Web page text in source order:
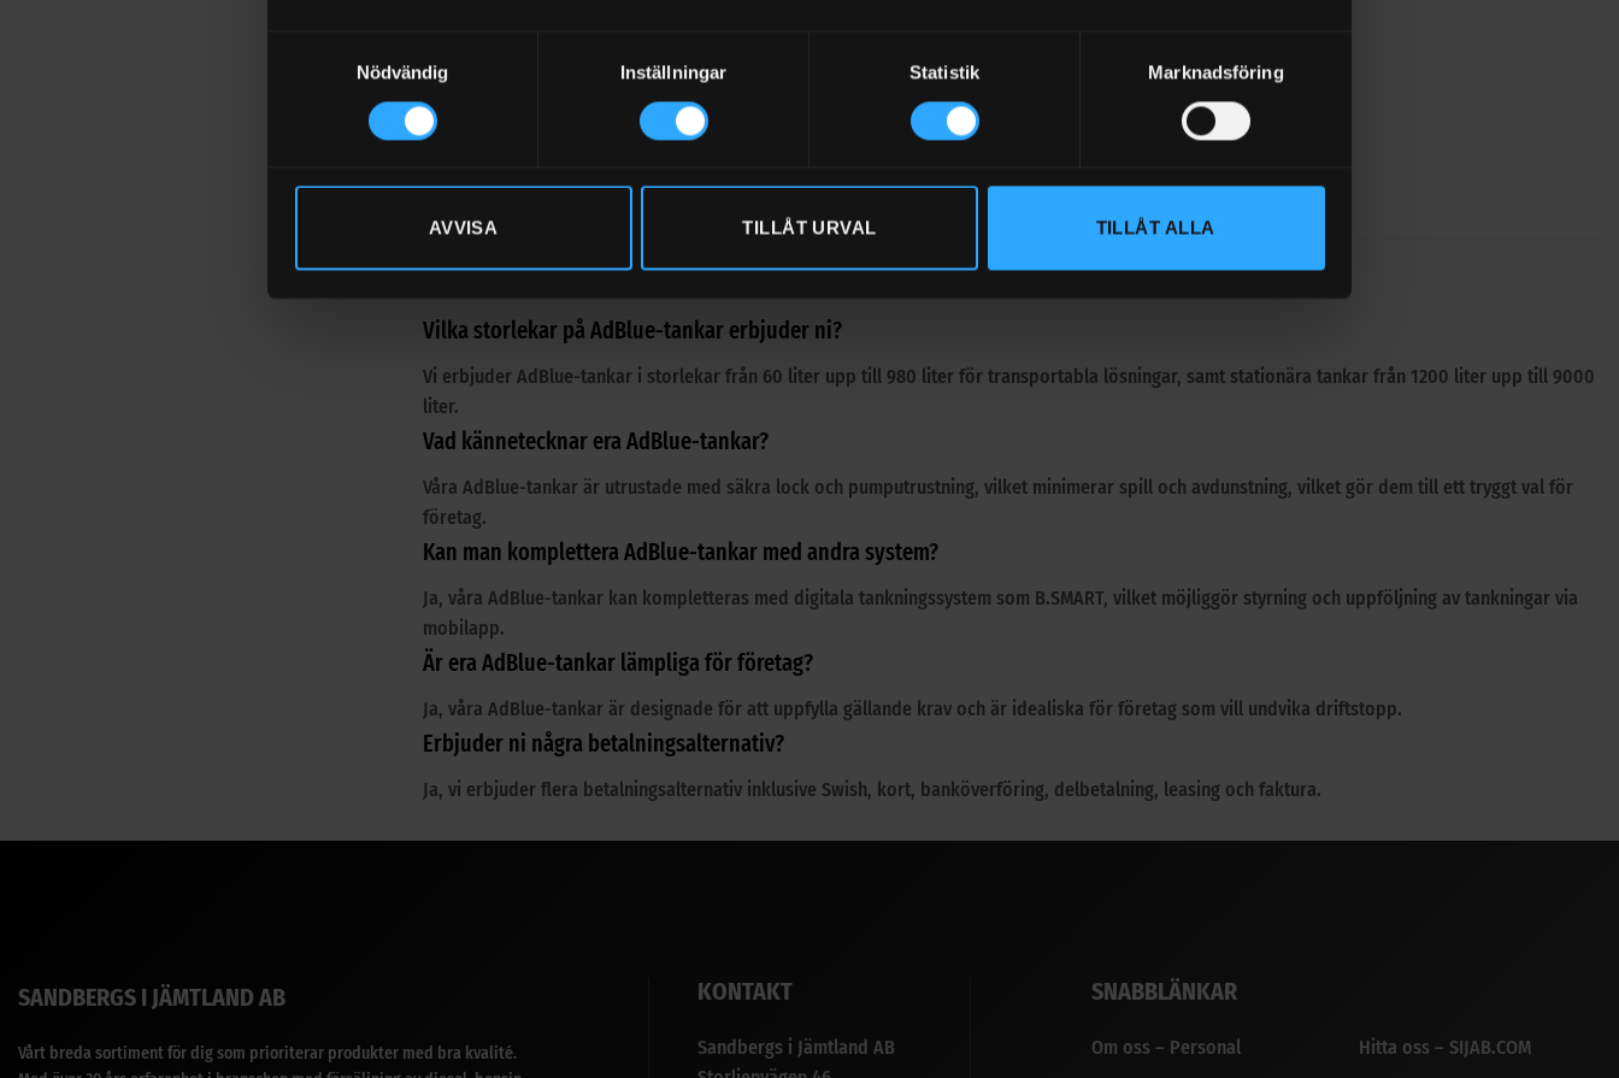
Nödvändig
Inställningar Statistik Marknadsföring
AVVISA TILLÅT URVAL TILLÅT ALLA
Guide: Adblue lagring och hantering
Se även våra för ett komplett utbud av bränsle- och vätskehantering.
FAQ
Vilka storlekar på AdBlue-tankar erbjuder ni?
Vi erbjuder AdBlue-tankar i storlekar från 60 liter upp till 980 liter för transportabla lösningar, samt stationära tankar från 1200 liter upp till 9000
liter.
Vad kännetecknar era AdBlue-tankar?
Våra AdBlue-tankar är utrustade med säkra lock och pumputrustning, vilket minimerar spill och avdunstning, vilket gör dem till ett tryggt val för
företag.
Kan man komplettera AdBlue-tankar med andra system?
Ja, våra AdBlue-tankar kan kompletteras med digitala tankningssystem som B.SMART, vilket möjliggör styrning och uppföljning av tankningar via
mobilapp.
Är era AdBlue-tankar lämpliga för företag?
Ja, våra AdBlue-tankar är designade för att uppfylla gällande krav och är idealiska för företag som vill undvika driftstopp.
Erbjuder ni några betalningsalternativ?
Ja, vi erbjuder flera betalningsalternativ inklusive Swish, kort, banköverföring, delbetalning, leasing och faktura.
SANDBERGS I JÄMTLAND AB
Vårt breda sortiment för dig som prioriterar produkter med bra kvalité.
KONTAKT
Sandbergs i Jämtland AB
SNABBLÄNKAR
Om oss – Personal Hitta oss – SIJAB.COM